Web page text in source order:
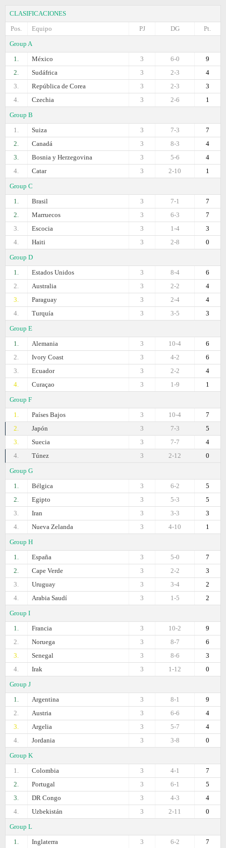
CLASIFICACIONES
Pos.
Equipo Pt.
DG
PJ
Group A
1.
México 9
6-0
3
2.
Sudáfrica 4
2-3
3
3.
República de Corea 3
2-3
3
4.
Czechia 1
2-6
3
Group B
1.
Suiza 7
7-3
3
2.
Canadá 4
8-3
3
3.
Bosnia y Herzegovina 4
5-6
3
4.
Catar 1
2-10
3
Group C
1.
Brasil 7
7-1
3
2.
Marruecos 7
6-3
3
3.
Escocia 3
1-4
3
4.
Haiti 0
2-8
3
Group D
1.
Estados Unidos 6
8-4
3
2.
Australia 4
2-2
3
3.
Paraguay 4
2-4
3
4.
Turquía 3
3-5
3
Group E
1.
Alemania 6
10-4
3
2.
Ivory Coast 6
4-2
3
3.
Ecuador 4
2-2
3
4.
Curaçao 1
1-9
3
Group F
1.
Países Bajos 7
10-4
3
2.
Japón 5
7-3
3
3.
Suecia 4
7-7
3
4.
Túnez 0
2-12
3
Group G
1.
Bélgica 5
6-2
3
2.
Egipto 5
5-3
3
3.
Iran 3
3-3
3
4.
Nueva Zelanda 1
4-10
3
Group H
1.
España 7
5-0
3
2.
Cape Verde 3
2-2
3
3.
Uruguay 2
3-4
3
4.
Arabia Saudí 2
1-5
3
Group I
1.
Francia 9
10-2
3
2.
Noruega 6
8-7
3
3.
Senegal 3
8-6
3
4.
Irak 0
1-12
3
Group J
1.
Argentina 9
8-1
3
2.
Austria 4
6-6
3
3.
Argelia 4
5-7
3
4.
Jordania 0
3-8
3
Group K
1.
Colombia 7
4-1
3
2.
Portugal 5
6-1
3
3.
DR Congo 4
4-3
3
4.
Uzbekistán 0
2-11
3
Group L
1.
Inglaterra 7
6-2
3